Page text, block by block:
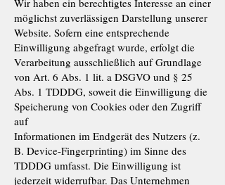
Wir haben ein berechtigtes Interesse an einer
möglichst zuverlässigen Darstellung unserer
Website. Sofern eine entsprechende
Einwilligung abgefragt wurde, erfolgt die
Verarbeitung ausschließlich auf Grundlage
von Art. 6 Abs. 1 lit. a DSGVO und § 25
Abs. 1 TDDDG, soweit die Einwilligung die
Speicherung von Cookies oder den Zugriff
auf
Informationen im Endgerät des Nutzers (z.
B. Device-Fingerprinting) im Sinne des
TDDDG umfasst. Die Einwilligung ist
jederzeit widerrufbar. Das Unternehmen